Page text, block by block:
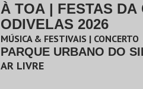
À TOA | FESTAS DA
ODIVELAS 2026
MÚSICA & FESTIVAIS | CONCERTO
PARQUE URBANO DO
AR LIVRE